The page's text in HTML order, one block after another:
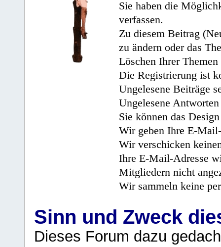
Sie haben die
verfassen.
Zu diesem Beitrag
zu ändern oder das
Löschen Ihrer
Die Registrierung ist
Ungelesene Beiträge
Ungelesene
Sie können das
Wir geben Ihre E-
Wir verschicken
Ihre E-Mail-Adresse
Mitgliedern nicht
Wir sammeln keine
Sinn und Zweck
Dieses Forum dazu